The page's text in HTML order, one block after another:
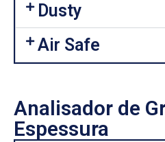
Dusty
Air Safe
Analisador de
Espessura